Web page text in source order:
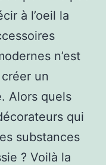
à l’oeil la
n’est
un
Alors quels
qui
substances
? Voilà la